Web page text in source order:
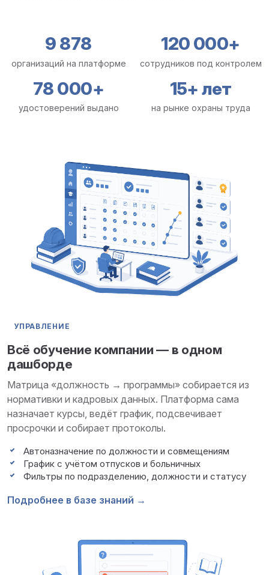
9 878
организаций на платформе
120 000+
сотрудников под контролем
78 000+
удостоверений выдано
15+ лет
на рынке охраны труда
УПРАВЛЕНИЕ
Всё обучение компании — в одном
дашборде
Матрица «должность → программы» собирается из
нормативки и кадровых данных. Платформа сама
назначает курсы, ведёт график, подсвечивает
просрочки и собирает протоколы.
Автоназначение по должности и совмещениям
График с учётом отпусков и больничных
Фильтры по подразделению, должности и статусу
Подробнее в базе знаний →